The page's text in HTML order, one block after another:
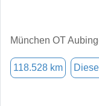
München OT
118.528 km Diesel